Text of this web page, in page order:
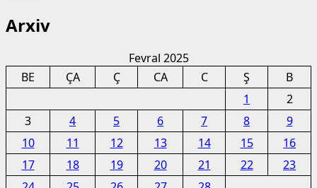
about
14
–
Azərbaycan
Hava
Qüvvələri
Günü,
(1992)
Arxiv
Fevral 2025
BE
ÇA Ç CA C Ş
B
1
2
3
4 5 6 7 8
9
10
11 12 13 14 15
16
17
18 19 20 21 22
23